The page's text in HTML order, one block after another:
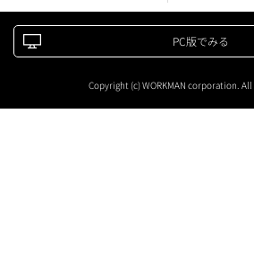
PC版でみる
Copyright (c) WORKMAN corporation.